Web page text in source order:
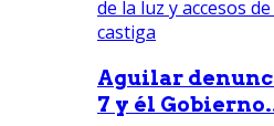
Aguilar
7 y él